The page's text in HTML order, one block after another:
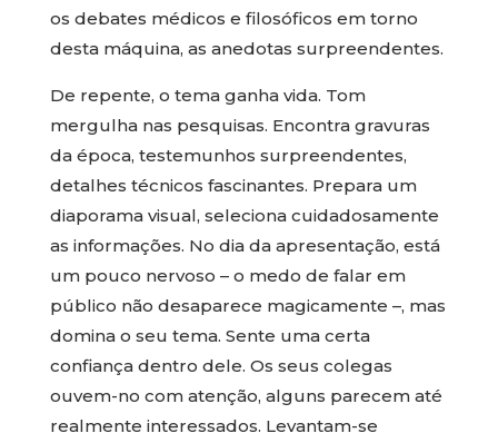
os debates médicos e filosóficos em torno
desta máquina, as anedotas surpreendentes.
De repente, o tema ganha vida. Tom
mergulha nas pesquisas. Encontra gravuras
da época, testemunhos surpreendentes,
detalhes técnicos fascinantes. Prepara um
diaporama visual, seleciona cuidadosamente
as informações. No dia da apresentação, está
um pouco nervoso – o medo de falar em
público não desaparece magicamente –, mas
domina o seu tema. Sente uma certa
confiança dentro dele. Os seus colegas
ouvem-no com atenção, alguns parecem até
realmente interessados. Levantam-se